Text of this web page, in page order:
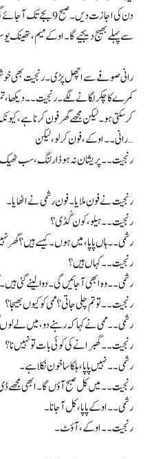
سے پہلے بھیج دیجیے گا۔ اوکے میم، تھینک
رانی صوفے سے اچھل پڑی۔ رنجیت بھی
کمرے کا چکر لگانے لگے۔ رنجیت۔۔ دیکھا،
کرسکتی ہو۔ لیکن مجھے گھر فون کرنا ہے،
رانی۔۔ اوکے، فون کرلو، لیکن…
رنجیت۔۔ پریشان نہ ہو ڈارلنگ، سب
رنجیت نے فون ملایا۔ فون رشمی نے اٹھایا۔
رنجیت۔۔ ہیلو، کون گُڈی؟
رشمی۔۔ ہاں پاپا، میں ہوں۔ کیسے ہیں؟ گھر
رنجیت۔۔ کہاں ہیں؟
رشمی۔۔ وہ ابھی آجائیں گی۔ دوا لینے گئی
رنجیت۔۔ تو تم چلی جاتی؟ ممی کو کیوں بھیجا؟
رشمی۔۔ ممی نے کہا کہ رہنے دو، میں لے
رنجیت۔۔ گھبرانے کی کوئی بات تو نہیں نا؟
رشمی۔۔ نہیں پاپا، ہلکا سا خون نکلا ہے۔
رنجیت۔۔ میں کل صبح آؤں گا۔ ابھی مجھے
رشمی۔۔ اوکے پاپا، کل آجانا۔
رنجیت۔۔ اوکے، آؤٹ۔